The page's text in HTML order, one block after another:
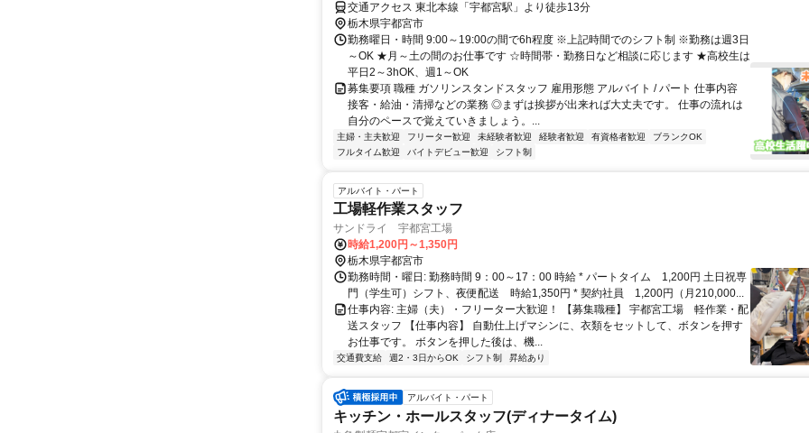
交通アクセス 東北本線「宇都宮駅」より徒歩13分
栃木県宇都宮市
勤務曜日・時間 9:00～19:00の間で6h程度 ※上記時間でのシフト制 ※勤務は週3日
～OK ★月～土の間のお仕事です ☆時間帯・勤務日など相談に応じます ★高校生は
平日2～3hOK、週1～OK
募集要項 職種 ガソリンスタンドスタッフ 雇用形態 アルバイト / パート 仕事内容
接客・給油・清掃などの業務 ◎まずは挨拶が出来れば大丈夫です。 仕事の流れは
自分のペースで覚えていきましょう。...
主婦・主夫歓迎 フリーター歓迎 未経験者歓迎 経験者歓迎 有資格者歓迎
ブランクOK
フルタイム歓迎
バイトデビュー歓迎 シフト制
アルバイト・パート
工場軽作業スタッフ
サンドライ 宇都宮工場
時給1,200円～1,350円
栃木県宇都宮市
勤務時間・曜日: 勤務時間 9：00～17：00 時給 * パートタイム 1,200円 土日祝専
門（学生可）シフト、夜便配送 時給1,350円 * 契約社員 1,200円（月210,000...
仕事内容: 主婦（夫）・フリーター大歓迎！ 【募集職種】 宇都宮工場 軽作業・配
送スタッフ 【仕事内容】 自動仕上げマシンに、衣類をセットして、ボタンを押す
お仕事です。 ボタンを押した後は、機...
交通費支給 週2・3日からOK シフト制 昇給あり
アルバイト・パート
キッチン・ホールスタッフ(ディナータイム)